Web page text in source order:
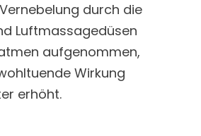
durch die
Luftmassagedüsen
aufgenommen,
Wirkung
erhöht.